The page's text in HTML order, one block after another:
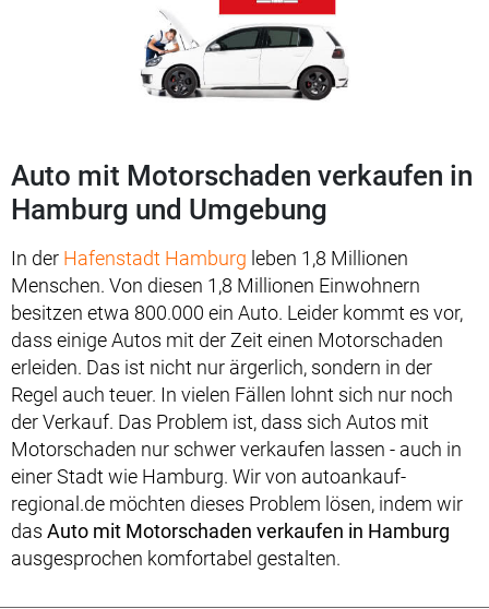
Auto mit Motorschaden verkaufen in
Hamburg und Umgebung
In der Hafenstadt Hamburg leben 1,8 Millionen
Menschen. Von diesen 1,8 Millionen Einwohnern
besitzen etwa 800.000 ein Auto. Leider kommt es vor,
dass einige Autos mit der Zeit einen Motorschaden
erleiden. Das ist nicht nur ärgerlich, sondern in der
Regel auch teuer. In vielen Fällen lohnt sich nur noch
der Verkauf. Das Problem ist, dass sich Autos mit
Motorschaden nur schwer verkaufen lassen - auch in
einer Stadt wie Hamburg. Wir von autoankauf-
regional.de möchten dieses Problem lösen, indem wir
das Auto mit Motorschaden verkaufen in Hamburg
ausgesprochen komfortabel gestalten.